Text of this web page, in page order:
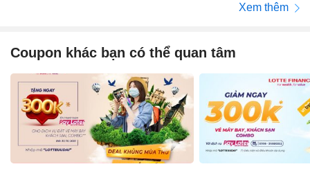
Xem thêm
Coupon khác bạn có thể quan tâm